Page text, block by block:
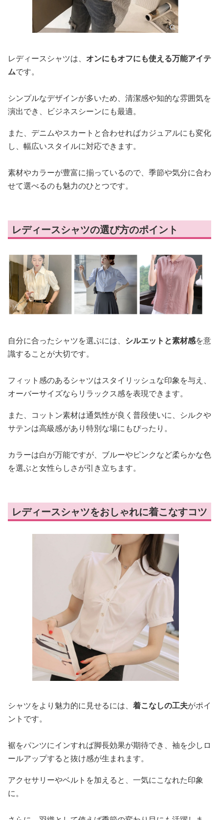
レディースシャツは、 オンにもオフにも使える万能アイテ
ムです。
シンプルなデザインが多いため、清潔感や知的な雰囲気を
演出でき、ビジネスシーンにも最適。
また、デニムやスカートと合わせればカジュアルにも変化
し、幅広いスタイルに対応できます。
素材やカラーが豊富に揃っているので、季節や気分に合わ
せて選べるのも魅力のひとつです。
レディースシャツの選び方のポイント
自分に合ったシャツを選ぶには、 シルエットと素材感を意
識することが大切です。
フィット感のあるシャツはスタイリッシュな印象を与え、
オーバーサイズならリラックス感を表現できます。
また、コットン素材は通気性が良く普段使いに、シルクや
サテンは高級感があり特別な場にもぴったり。
カラーは白が万能ですが、ブルーやピンクなど柔らかな色
を選ぶと女性らしさが引き立ちます。
レディースシャツをおしゃれに着こなすコツ
シャツをより魅力的に見せるには、 着こなしの工夫がポイ
ントです。
裾をパンツにインすれば脚長効果が期待でき、袖を少しロ
ールアップすると抜け感が生まれます。
アクセサリーやベルトを加えると、一気にこなれた印象
に。